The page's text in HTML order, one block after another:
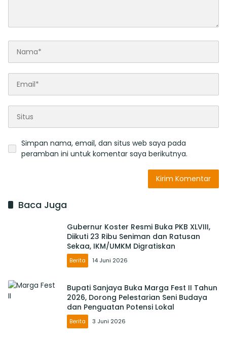
Simpan nama, email, dan situs web saya pada
peramban ini untuk komentar saya berikutnya.
Baca Juga
Gubernur Koster Resmi Buka PKB XLVIII,
Diikuti 23 Ribu Seniman dan Ratusan
Sekaa, IKM/UMKM Digratiskan
Berita 14 Juni 2026
Bupati Sanjaya Buka Marga Fest II Tahun
2026, Dorong Pelestarian Seni Budaya
dan Penguatan Potensi Lokal
Berita 3 Juni 2026